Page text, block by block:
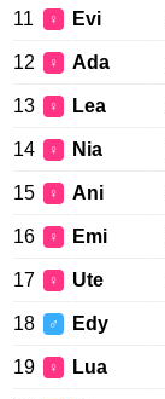
11 ♀ Evi
12 ♀ Ada
13 ♀ Lea
14 ♀ Nia
15 ♀ Ani
16 ♀ Emi
17 ♀ Ute
18 ♂ Edy
19 ♀ Lua